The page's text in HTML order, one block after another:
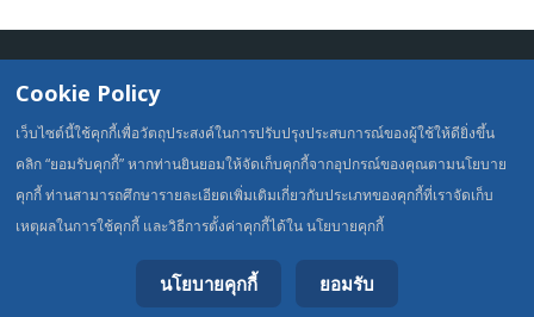
© 2026
Powered by ╚╝╔╦╗
Cookie Policy
เว็บไซต์นี้ใช้คุกกี้เพื่อวัตถุประสงค์ในการปรับปรุงประสบการณ์ของผู้ใช้ให้ดียิ่งขึ้น
คลิก “ยอมรับคุกกี้” หากท่านยินยอมให้จัดเก็บคุกกี้จากอุปกรณ์ของคุณตามนโยบาย
คุกกี้ ท่านสามารถศึกษารายละเอียดเพิ่มเติมเกี่ยวกับประเภทของคุกกี้ที่เราจัดเก็บ
เหตุผลในการใช้คุกกี้ และวิธีการตั้งค่าคุกกี้ได้ใน นโยบายคุกกี้
นโยบายคุกกี้ ยอมรับ